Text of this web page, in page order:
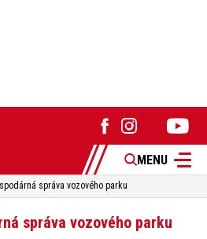
MENU
správa vozového parku
správa vozového parku